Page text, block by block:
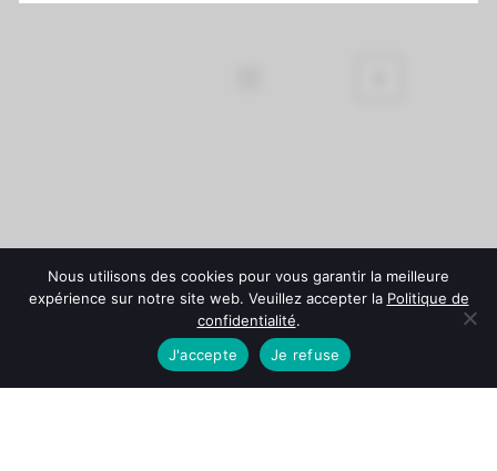
© Château Fonroque -Mentions légales
confidentialité-Conditions Générales de Vente
Nous utilisons des cookies pour vous garantir la meilleure
expérience sur notre site web. Veuillez accepter la Politique de
confidentialité.
J'accepte
Je refuse